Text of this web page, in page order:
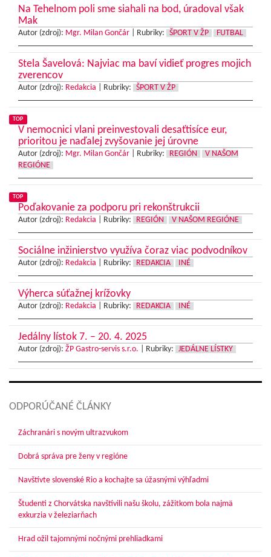
Na Tehelnom poli sme siahali na bod, úradoval však
Mak
Autor (zdroj): Mgr. Milan Gončár Rubriky: ŠPORT V ŽP FUTBAL
Stela Šavelová: Najviac ma baví vidieť progres mojich
zverencov
Autor (zdroj): Redakcia Rubriky: ŠPORT V ŽP
TOP
V nemocnici vlani preinvestovali desaťtisíce eur,
prioritou je naďalej zvyšovanie jej úrovne
Autor (zdroj): Mgr. Milan Gončár Rubriky: REGIÓN
V NAŠOM
REGIÓNE
TOP
Poďakovanie za podporu pri rekonštrukcii
Autor (zdroj): Redakcia Rubriky: REGIÓN V NAŠOM REGIÓNE
Sociálne inžinierstvo využíva čoraz viac podvodníkov
Autor (zdroj): Redakcia Rubriky: REDAKCIA INÉ
Výherca súťažnej krížovky
Autor (zdroj): Redakcia Rubriky: REDAKCIA INÉ
Jedálny lístok 7. – 20. 4. 2025
Autor (zdroj): ŽP Gastro-servis s.r.o. Rubriky: JEDÁLNE LÍSTKY
ODPORÚČANÉ ČLÁNKY
Záchranári s novým ultrazvukom
Dobrá správa pre ženy v regióne
Navštívte slovenské Rio a kochajte sa úžasnými výhľadmi
Študenti z Chorvátska navštívili našu školu, zážitkom bola najmä
exkurzia v železiarňach
Hrad ožil tajomnými nočnými prehliadkami